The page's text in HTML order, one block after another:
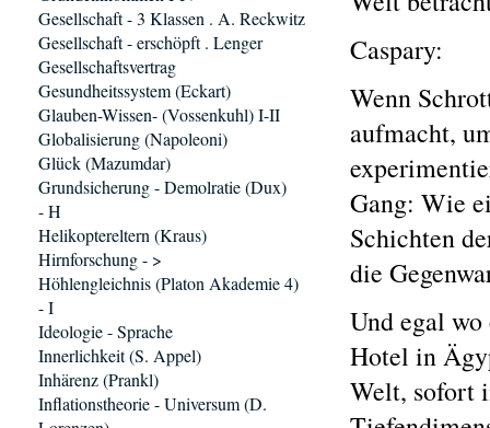
Caspary:
Wenn
aufmacht,
Gang: Wie
Schichten
die
Und egal
Hotel in
Welt, sofort
Gesellschaft - 3 Klassen . A. Reckwitz
Gesellschaft - erschöpft . Lenger
Gesellschaftsvertrag
Gesundheitssystem (Eckart)
Glauben-Wissen- (Vossenkuhl) I-II
Globalisierung (Napoleoni)
Glück (Mazumdar)
Grundsicherung - Demolratie (Dux)
- H
Helikoptereltern (Kraus)
Hirnforschung - >
Höhlengleichnis (Platon Akademie 4)
- I
Ideologie - Sprache
Innerlichkeit (S. Appel)
Inhärenz (Prankl)
Inflationstheorie - Universum (D.